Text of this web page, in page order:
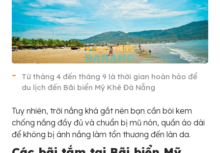
Từ tháng 4 đến tháng 9 là thời gian hoàn hảo để
du lịch đến Bãi biển Mỹ Khê Đà Nẵng
Tuy nhiên, trời nắng khá gắt nên bạn cần bôi kem
chống nắng đầy đủ và chuẩn bị mũ nón, quần áo dài
để không bị ánh nắng làm tổn thương đến làn da.